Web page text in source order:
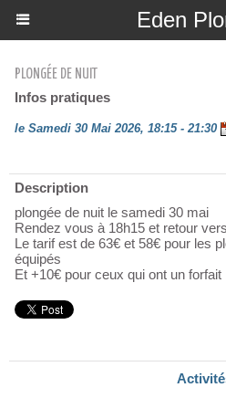
Eden
PLONGÉE DE NUIT
Infos pratiques
le Samedi 30 Mai 2026, 18:15 - 21:30
Description
plongée de nuit le samedi 30 mai
Rendez vous à 18h15 et retour
Le tarif est de 63€ et 58€ pour les
équipés
Et +10€ pour ceux qui ont un forfait